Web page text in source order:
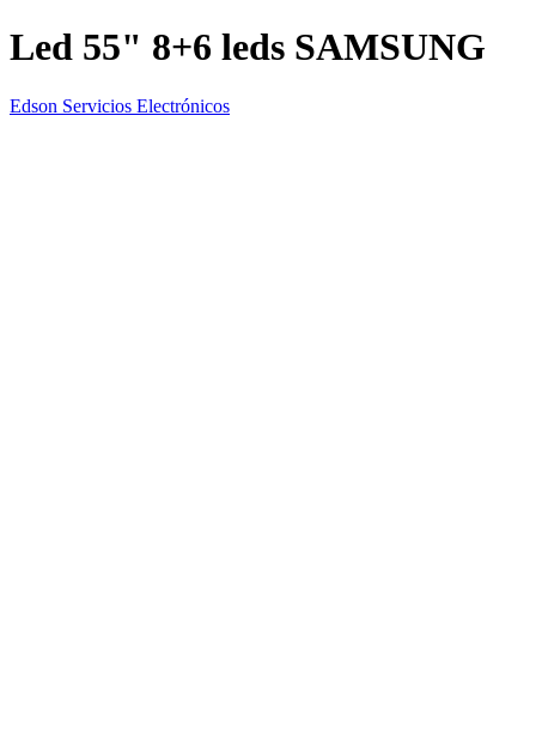
Led 55" 8+6 leds SAMSUNG
Edson Servicios Electrónicos